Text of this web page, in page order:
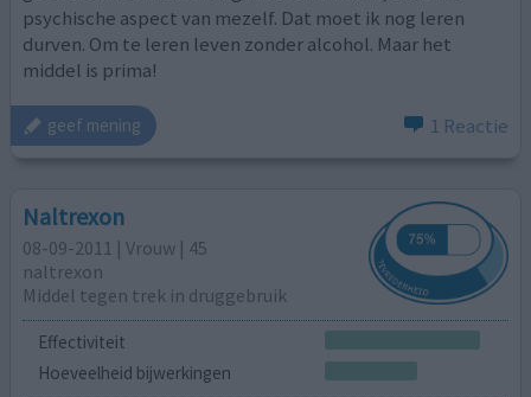
psychische aspect van mezelf. Dat moet ik nog leren
durven. Om te leren leven zonder alcohol. Maar het
middel is prima!
geef mening 1 Reactie
Naltrexon
08-09-2011 | Vrouw | 45
naltrexon
Middel tegen trek in druggebruik
Effectiviteit
Hoeveelheid bijwerkingen